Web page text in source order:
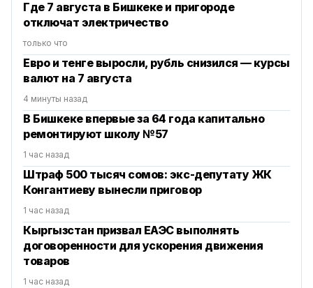
Где 7 августа в Бишкеке и пригороде
отключат электричество
только что
Евро и тенге выросли, рубль снизился — курсы
валют на 7 августа
4 минуты назад
В Бишкеке впервые за 64 года капитально
ремонтируют школу №57
1 час назад
Штраф 500 тысяч сомов: экс-депутату ЖК
Конгантиеву вынесли приговор
1 час назад
Кыргызстан призвал ЕАЭС выполнять
договоренности для ускорения движения
товаров
1 час назад